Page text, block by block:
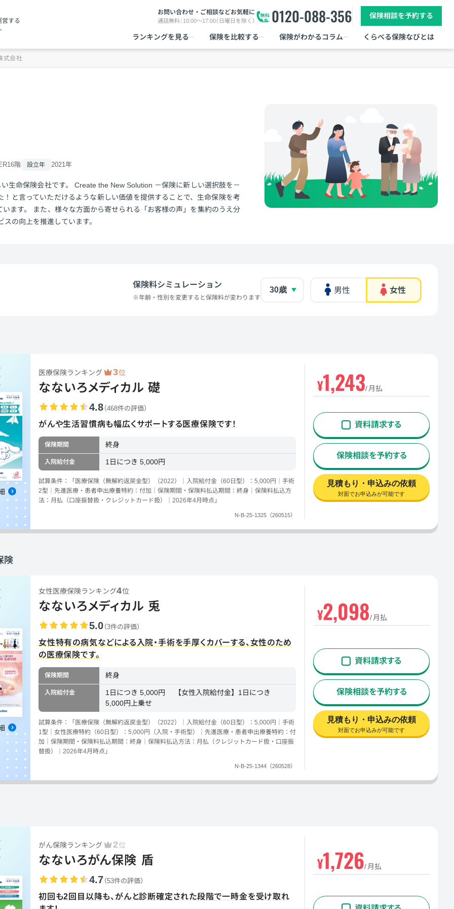
営する
お問い合わせ・ご相談などお気軽に
通話無料｜10:00～17:00（日曜日を除く） 0120-088-356 保険相談を予約する
ランキングを見る 保険を比較する 保険がわかるコラム くらべる保険なびとは
式会社
階 設立年 2021年
生命保険会社です。 Create the New Solution －保険に新しい選択肢を－
と言っていただけるような新しい価値を提供することで、生命保険を考
ます。 また、様々な方面から寄せられる「お客様の声」を集約のうえ分
の向上を推進しています。
保険料シミュレーション
※年齢・性別を変更すると保険料が変わります
男性 女性
医療保険ランキング 3位
なないろメディカル 礎
4.8 （468件の評価）
がんや生活習慣病も幅広くサポートする医療保険です！
保険期間 終身
入院給付金 1日につき 5,000円
試算条件：「医療保険（無解約返戻金型）（2022）｜入院給付金（60日型）：5,000円｜手術
2型｜先進医療・患者申出療養特約：付加｜保険期間・保険料払込期間：終身｜保険料払込方
法：月払（口座振替扱・クレジットカード扱）｜2026年4月時点」
N-B-25-1325（260515）
¥1,243 月払
資料請求する
保険相談を予約する
見積もり・申込みの依頼
対面でお申込みが可能です
険
女性医療保険ランキング4位
なないろメディカル 兎
5.0 （3件の評価）
女性特有の病気などによる入院・手術を手厚くカバーする、女性のため
の医療保険です。
保険期間 終身
入院給付金
1日につき 5,000円 【女性入院給付金】1日につき
5,000円上乗せ
試算条件：「医療保険（無解約返戻金型）（2022）｜入院給付金（60日型）：5,000円｜手術
1型｜女性医療特約（60日型）：5,000円（入院・手術型）｜先進医療・患者申出療養特約：付
加｜保険期間・保険料払込期間：終身｜保険料払込方法：月払（クレジットカード扱・口座振
替扱）｜2026年4月時点」
N-B-25-1344（260528）
¥2,098 月払
資料請求する
保険相談を予約する
見積もり・申込みの依頼
対面でお申込みが可能です
がん保険ランキング 2位
なないろがん保険 盾
4.7 （53件の評価）
初回も2回目以降も、がんと診断確定された段階で一時金を受け取れ
¥1,726 月払